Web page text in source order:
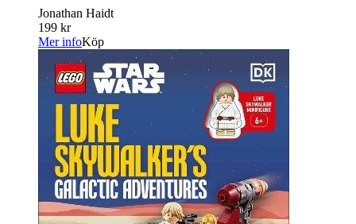
Jonathan Haidt
199 kr
Mer infoKöp